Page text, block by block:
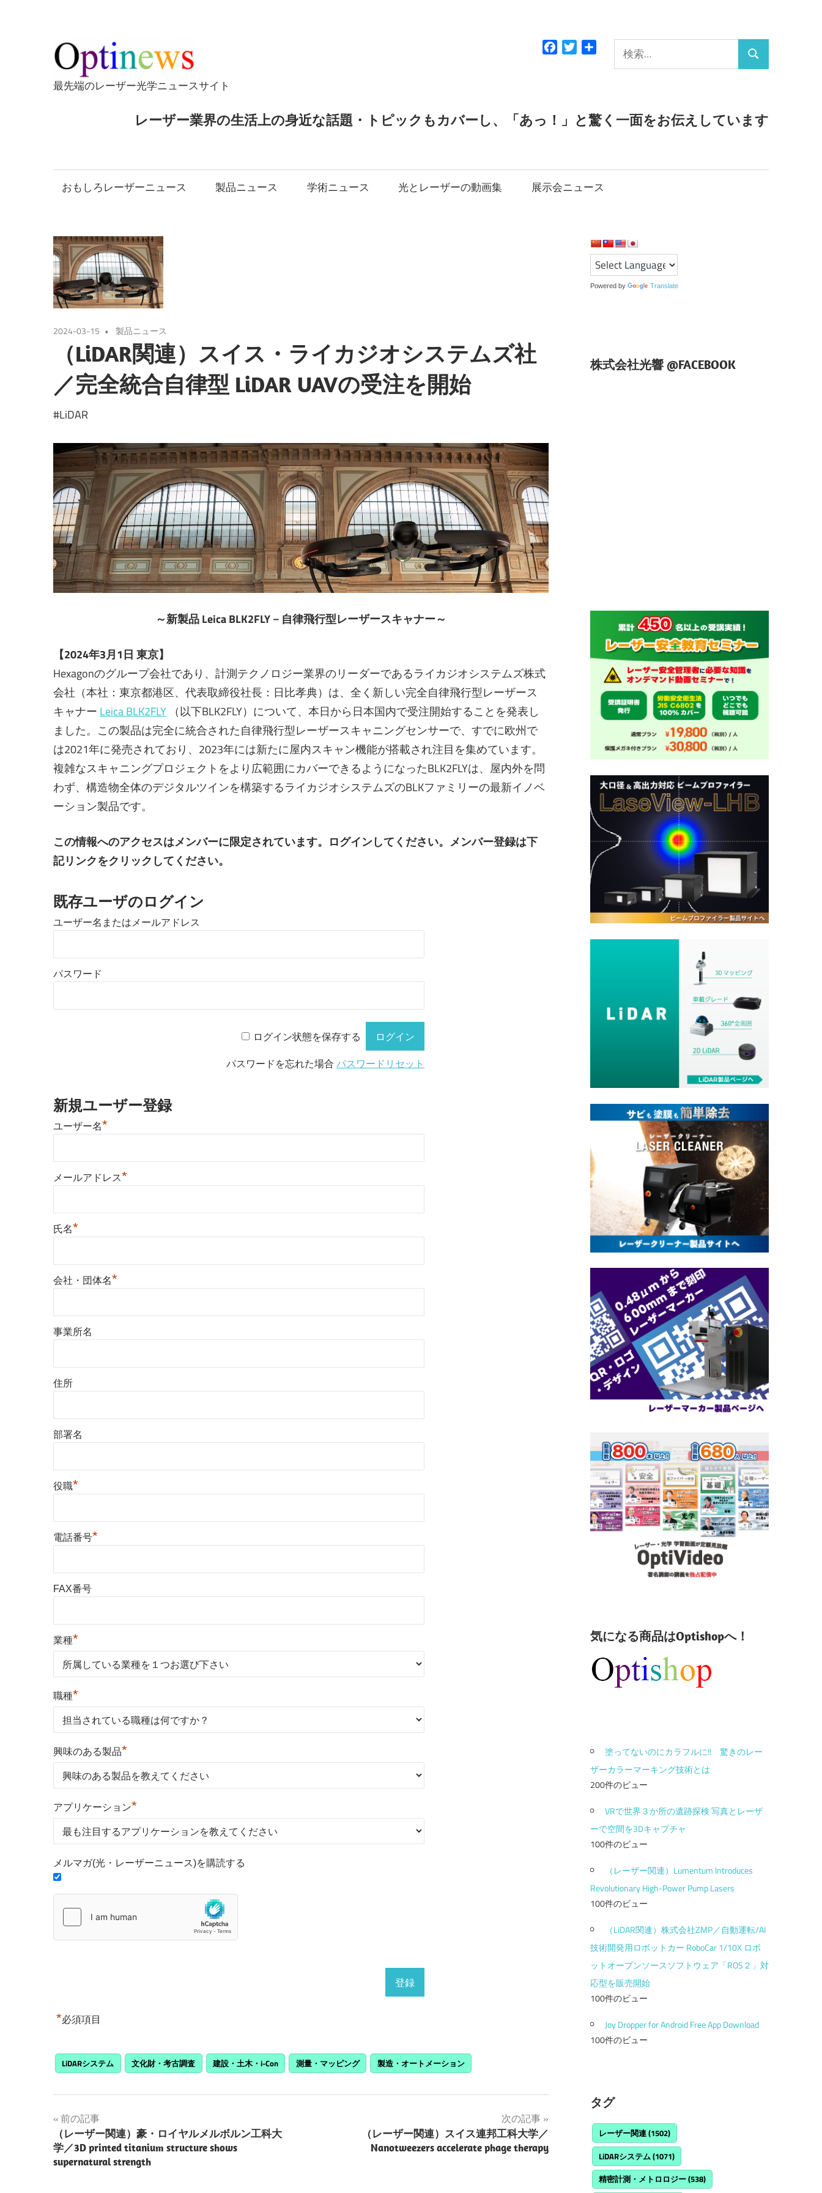
テ
ン
ツ
プ
最先端のレーザー光学ニュースサイト
索:
検
Facebook
Twitter
レーザー業界の生活上の身近な話題・トピックもカバーし、「あっ！」と驚く一面をお伝えしています
おもしろレーザーニュース 製品ニュース 学術ニュース 光とレーザーの動画集 展示会ニュース
2024-03-15 製品ニュース
（LiDAR関連）スイス・ライカジオシステムズ社
／完全統合自律型 LiDAR UAVの受注を開始
#LiDAR
～新製品 Leica BLK2FLY－自律飛行型レーザースキャナー～
【2024年3月1日 東京】
Hexagonのグループ会社であり、計測テクノロジー業界のリーダーであるライカジオシステムズ株式
会社（本社：東京都港区、代表取締役社長：日比孝典）は、全く新しい完全自律飛行型レーザース
キャナー Leica BLK2FLY （以下BLK2FLY）について、本日から日本国内で受注開始することを発表し
ました。この製品は完全に統合された自律飛行型レーザースキャニングセンサーで、すでに欧州で
は2021年に発売されており、2023年には新たに屋内スキャン機能が搭載され注目を集めています。
複雑なスキャニングプロジェクトをより広範囲にカバーできるようになったBLK2FLYは、屋内外を問
わず、構造物全体のデジタルツインを構築するライカジオシステムズのBLKファミリーの最新イノベ
ーション製品です。
この情報へのアクセスはメンバーに限定されています。ログインしてください。メンバー登録は下
記リンクをクリックしてください。
既存ユーザのログイン
ユーザー名またはメールアドレス
パスワード
ログイン状態を保存する
パスワードを忘れた場合パスワードリセット
新規ユーザー登録
ユーザー名*
メールアドレス*
氏名*
会社・団体名*
事業所名
住所
部署名
役職*
電話番号*
FAX番号
業種*
職種*
興味のある製品*
アプリケーション*
メルマガ(光・レーザーニュース)を購読する
*必須項目
LiDARシステム 文化財・考古調査 建設・土木・i-Con 測量・マッピング 製造・オートメーション
投
稿
ナ
前の記事
（レーザー関連）豪・ロイヤルメルボルン工科大
学／3D printed titanium structure shows
supernatural strength
次の記事
（レーザー関連）スイス連邦工科大学／
Nanotweezers accelerate phage therapy
Powered by Translate
株式会社光響 @FACEBOOK
気になる商品はOptishopへ！
塗ってないのにカラフルに!! 驚きのレー
ザーカラーマーキング技術とは
200件のビュー
VRで世界３か所の遺跡探検 写真とレーザ
ーで空間を3Dキャプチャ
100件のビュー
（レーザー関連）Lumentum Introduces
Revolutionary High-Power Pump Lasers
100件のビュー
（LiDAR関連）株式会社ZMP／自動運転/AI
技術開発用ロボットカー RoboCar 1/10X ロボ
ットオープンソースソフトウェア「ROS２」対
応型を販売開始
100件のビュー
Joy Dropper for Android Free App Download
100件のビュー
タグ
レーザー関連(1502)
LiDARシステム(1071)
精密計測・メトロロジー(538)